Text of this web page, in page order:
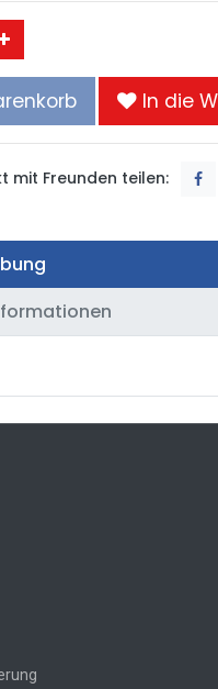
In die
mit Freunden teilen: